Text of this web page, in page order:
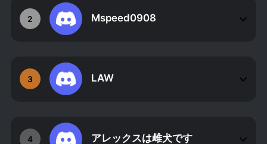
2 Mspeed0908
3 LAW
4 アレックスは雌犬です